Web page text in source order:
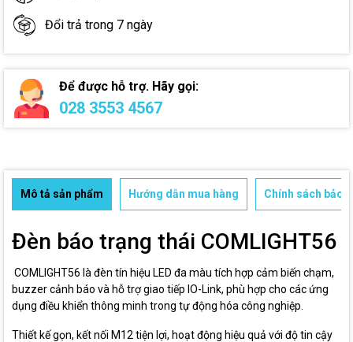
Đổi trả trong 7 ngày
Để được hỗ trợ. Hãy gọi:
028 3553 4567
Mô tả sản phẩm Hướng dẫn mua hàng Chính sách bảo
Đèn báo trạng thái COMLIGHT56
COMLIGHT56 là đèn tín hiệu LED đa màu tích hợp cảm biến chạm,
buzzer cảnh báo và hỗ trợ giao tiếp IO-Link, phù hợp cho các ứng
dụng điều khiển thông minh trong tự động hóa công nghiệp.
Thiết kế gọn, kết nối M12 tiện lợi, hoạt động hiệu quả với độ tin cậy